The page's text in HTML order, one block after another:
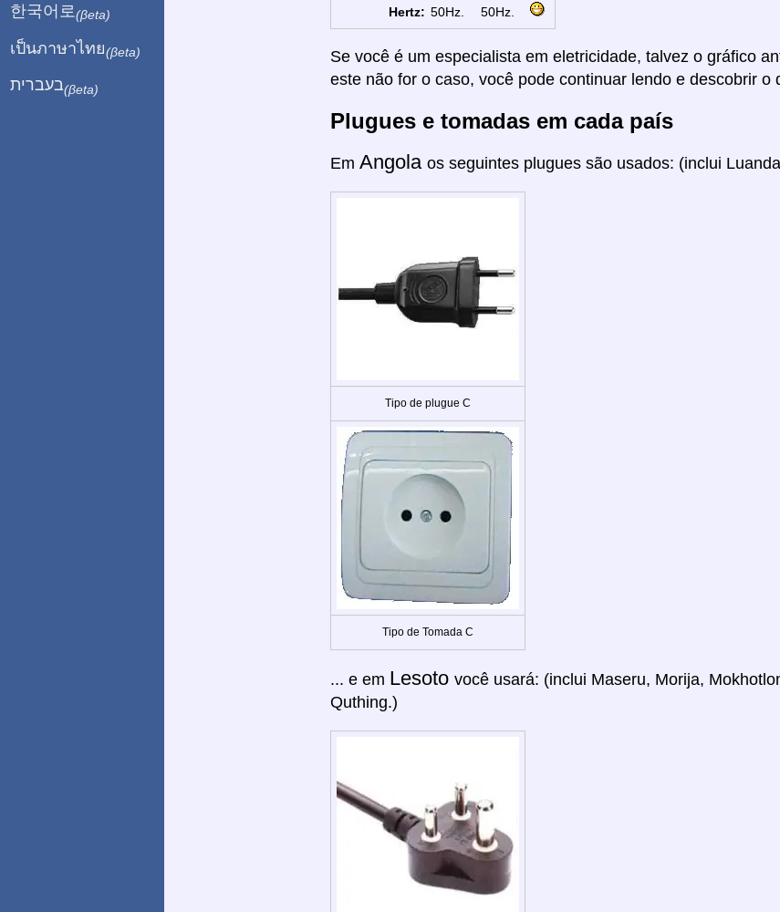
Hertz: 50Hz. 50Hz.
Se você é um especialista em eletricidade, talvez o gráfico
este não for o caso, você pode continuar lendo e descobrir o
Plugues e tomadas em cada país
Em Angola os seguintes plugues são usados: (inclui
Tipo de plugue C
Tipo de Tomada C
... e em Lesoto você usará: (inclui Maseru, Morija,
Quthing.)
한국어로 (βeta)
เป็นภาษาไทย(βeta)
בעברית(βeta)